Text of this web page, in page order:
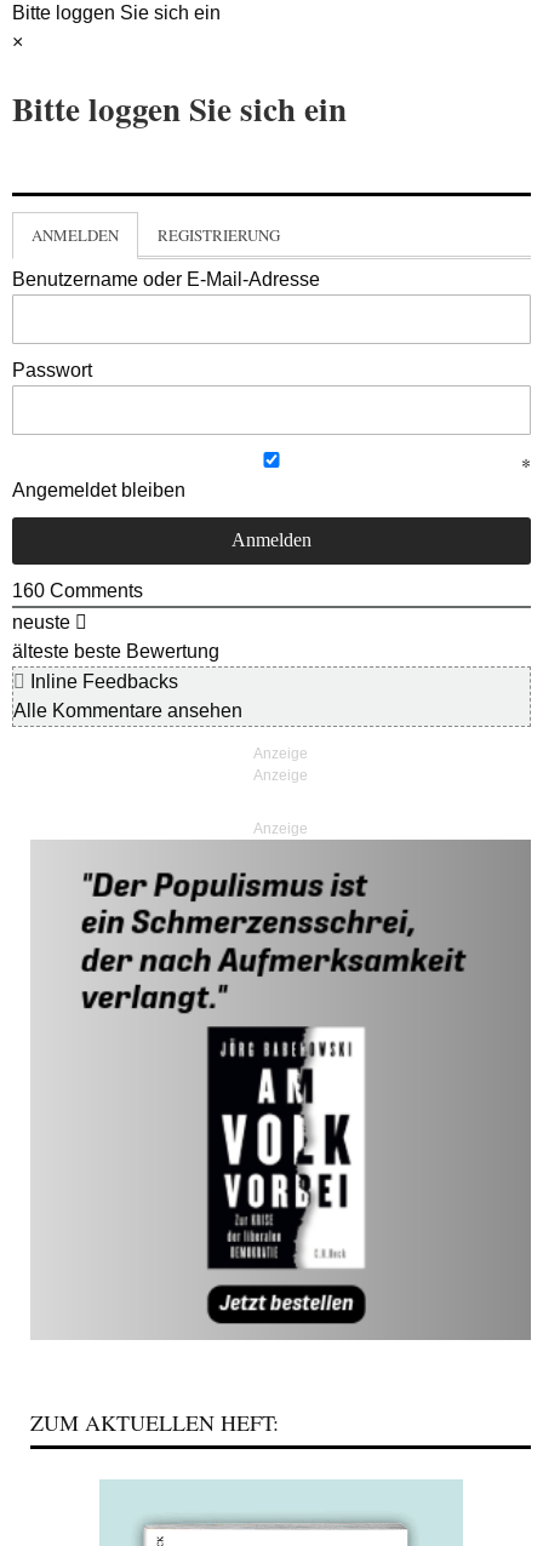
Bitte loggen Sie sich ein
×
Bitte loggen Sie sich ein
ANMELDEN REGISTRIERUNG
Benutzername oder E-Mail-Adresse
Passwort
Angemeldet bleiben
160 Comments
neuste
älteste beste Bewertung
Inline Feedbacks
Alle Kommentare ansehen
Anzeige
ZUM AKTUELLEN HEFT: